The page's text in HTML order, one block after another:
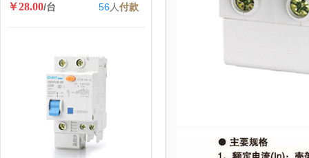
￥28.00/台 56人付款